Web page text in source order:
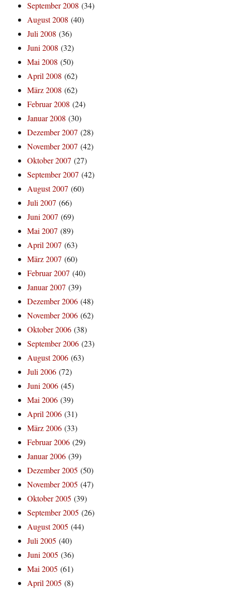
September 2008 (34)
August 2008 (40)
Juli 2008 (36)
Juni 2008 (32)
Mai 2008 (50)
April 2008 (62)
März 2008 (62)
Februar 2008 (24)
Januar 2008 (30)
Dezember 2007 (28)
November 2007 (42)
Oktober 2007 (27)
September 2007 (42)
August 2007 (60)
Juli 2007 (66)
Juni 2007 (69)
Mai 2007 (89)
April 2007 (63)
März 2007 (60)
Februar 2007 (40)
Januar 2007 (39)
Dezember 2006 (48)
November 2006 (62)
Oktober 2006 (38)
September 2006 (23)
August 2006 (63)
Juli 2006 (72)
Juni 2006 (45)
Mai 2006 (39)
April 2006 (31)
März 2006 (33)
Februar 2006 (29)
Januar 2006 (39)
Dezember 2005 (50)
November 2005 (47)
Oktober 2005 (39)
September 2005 (26)
August 2005 (44)
Juli 2005 (40)
Juni 2005 (36)
Mai 2005 (61)
April 2005 (8)